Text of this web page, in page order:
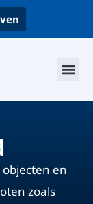
en
zoals